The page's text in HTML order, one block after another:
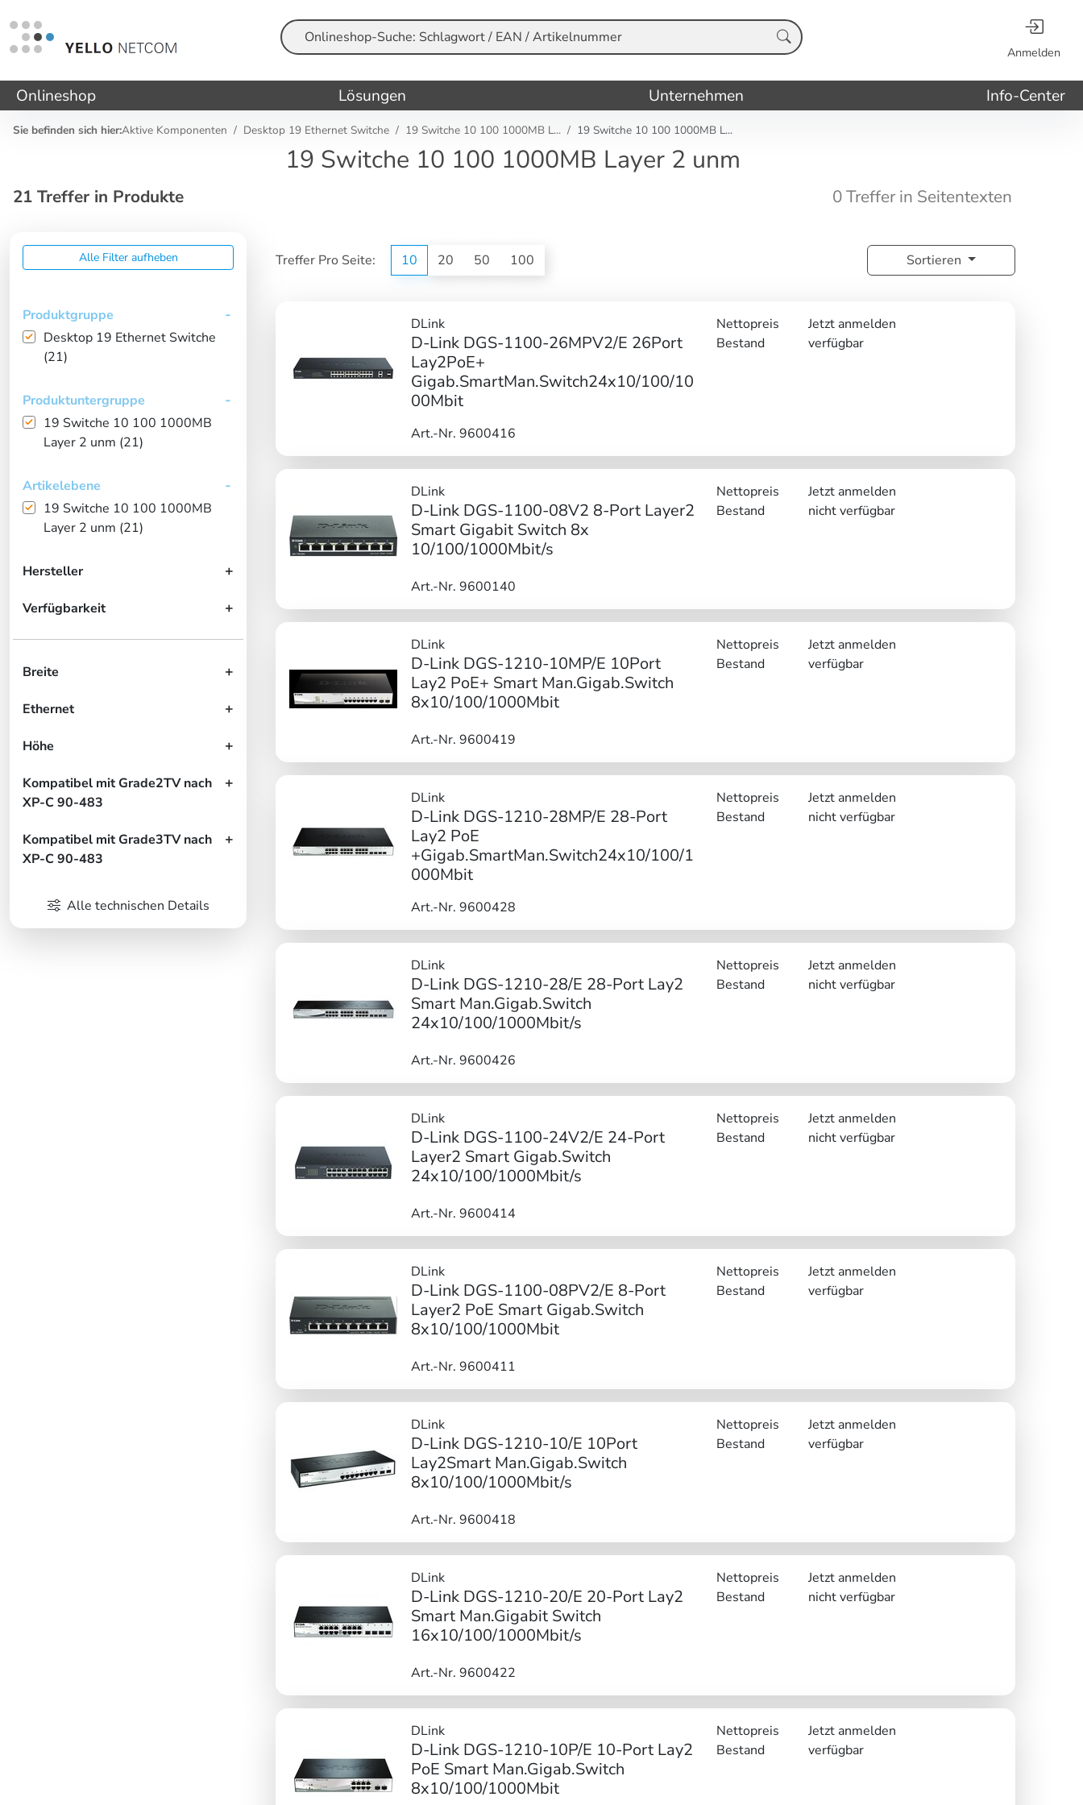
Suche Anmelden
Onlineshop Lösungen Unternehmen Info-Center
Sie befinden sich hier:Aktive Komponenten Desktop 19 Ethernet Switche 19 Switche 10 100 1000MB L... 19 Switche 10 100 1000MB L...
19 Switche 10 100 1000MB Layer 2 unm
21 Treffer in Produkte 0 Treffer in Seitentexten
Alle Filter aufheben
Produktgruppe
Desktop 19 Ethernet Switche
(21)
Produktuntergruppe
19 Switche 10 100 1000MB
Layer 2 unm (21)
Artikelebene
19 Switche 10 100 1000MB
Layer 2 unm (21)
Hersteller
Verfügbarkeit
Breite
Ethernet
Höhe
Kompatibel mit Grade2TV nach
XP-C 90-483
Kompatibel mit Grade3TV nach
XP-C 90-483
Alle technischen Details
Treffer Pro Seite: 10 20 50 100 Sortieren
DLink
D-Link DGS-1100-26MPV2/E 26Port
Lay2PoE+
Gigab.SmartMan.Switch24x10/100/10
00Mbit
Art.-Nr. 9600416
Nettopreis
Jetzt anmelden
Bestand
verfügbar
DLink
D-Link DGS-1100-08V2 8-Port Layer2
Smart Gigabit Switch 8x
10/100/1000Mbit/s
Art.-Nr. 9600140
Nettopreis
Jetzt anmelden
Bestand
nicht verfügbar
DLink
D-Link DGS-1210-10MP/E 10Port
Lay2 PoE+ Smart Man.Gigab.Switch
8x10/100/1000Mbit
Art.-Nr. 9600419
Nettopreis
Jetzt anmelden
Bestand
verfügbar
DLink
D-Link DGS-1210-28MP/E 28-Port
Lay2 PoE
+Gigab.SmartMan.Switch24x10/100/1
000Mbit
Art.-Nr. 9600428
Nettopreis
Jetzt anmelden
Bestand
nicht verfügbar
DLink
D-Link DGS-1210-28/E 28-Port Lay2
Smart Man.Gigab.Switch
24x10/100/1000Mbit/s
Art.-Nr. 9600426
Nettopreis
Jetzt anmelden
Bestand
nicht verfügbar
DLink
D-Link DGS-1100-24V2/E 24-Port
Layer2 Smart Gigab.Switch
24x10/100/1000Mbit/s
Art.-Nr. 9600414
Nettopreis
Jetzt anmelden
Bestand
nicht verfügbar
DLink
D-Link DGS-1100-08PV2/E 8-Port
Layer2 PoE Smart Gigab.Switch
8x10/100/1000Mbit
Art.-Nr. 9600411
Nettopreis
Jetzt anmelden
Bestand
verfügbar
DLink
D-Link DGS-1210-10/E 10Port
Lay2Smart Man.Gigab.Switch
8x10/100/1000Mbit/s
Art.-Nr. 9600418
Nettopreis
Jetzt anmelden
Bestand
verfügbar
DLink
D-Link DGS-1210-20/E 20-Port Lay2
Smart Man.Gigabit Switch
16x10/100/1000Mbit/s
Art.-Nr. 9600422
Nettopreis
Jetzt anmelden
Bestand
nicht verfügbar
DLink
D-Link DGS-1210-10P/E 10-Port Lay2
PoE Smart Man.Gigab.Switch
8x10/100/1000Mbit
Nettopreis
Jetzt anmelden
Bestand
verfügbar